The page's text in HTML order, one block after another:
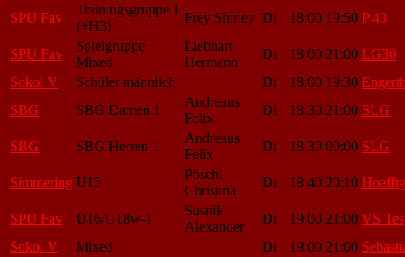
SPU Fav
Trainingsgruppe 1
(+H3)
Frey Shirley Di 18:00 19:50 P 43
SPU Fav
Spielgruppe
Mixed
Liebhart
Hermann
Di 18:00 21:00 LG30
Sokol V
Schüler männlich Di 18:00 19:30
SBG
SBG Damen 1
Andreaus
Felix
Di 18:30 21:00 SLG
SBG SBG Herren 1
Andreaus
Felix
Di 18:30 00:00 SLG
Simmering U15
Pöschl
Christina
Di 18:40 20:10
SPU Fav U16/U18w-1
Susnik
Alexander
Di 19:00 21:00 VS Tes
Sokol V
Mixed Di 19:00 21:00